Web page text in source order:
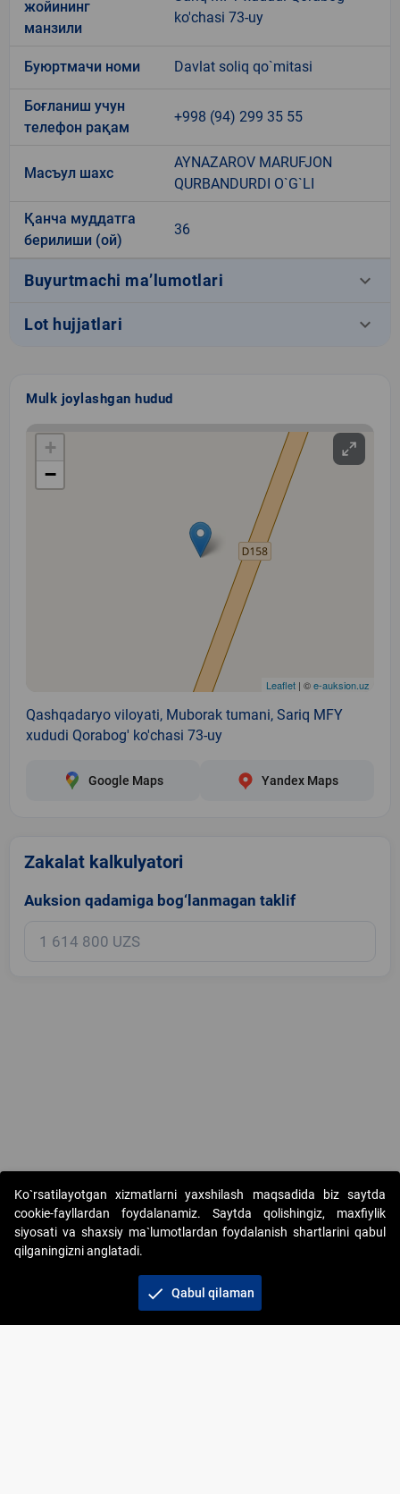
жойининг
манзили
ko'chasi 73-uy
Буюртмачи номи Davlat soliq qo`mitasi
Боғланиш учун
телефон рақам
+998 (94) 299 35 55
Масъул шахс
AYNAZAROV MARUFJON
QURBANDURDI O`G`LI
Қанча муддатга
берилиши (ой)
36
Buyurtmachi ma’lumotlari keyboard_arrow_down
Lot hujjatlari keyboard_arrow_down
Mulk joylashgan hudud
+
−
Leaflet | ©e-auksion.uz
Qashqadaryo viloyati, Muborak tumani, Sariq MFY
xududi Qorabog' ko'chasi 73-uy
Google Maps Yandex Maps
Zakalat kalkulyatori
Auksion qadamiga bog‘lanmagan taklif
Copyright © 2017-2026. "Elektron onlayn-auksionlarni tashkil etish"
AJ. Barcha huquqlar himoyalangan
+998 71 202-21-11
Ko`rsatilayotgan xizmatlarni yaxshilash maqsadida biz saytda
cookie-fayllardan foydalanamiz. Saytda qolishingiz, maxfiylik
siyosati va shaxsiy ma`lumotlardan foydalanish shartlarini qabul
qilganingizni anglatadi.
check Qabul qilaman